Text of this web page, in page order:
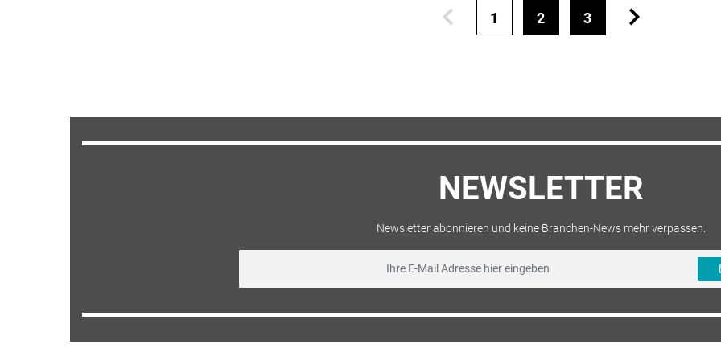
1 2 3
NEWSLETTER
Newsletter abonnieren und keine Branchen-News mehr verpassen.